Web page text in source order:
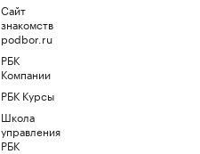
Сайт
знакомств
podbor.ru
РБК
Компании
РБК Курсы
Школа
управления
РБК